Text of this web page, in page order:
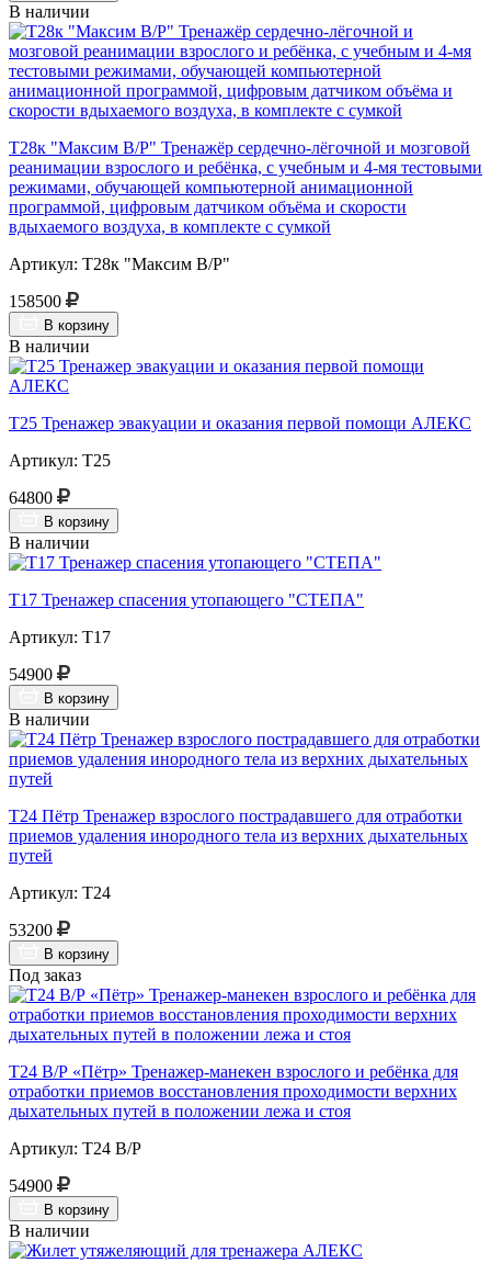
В наличии
Т28к "Максим В/Р" Тренажёр сердечно-лёгочной и мозговой
реанимации взрослого и ребёнка, с учебным и 4-мя тестовыми
режимами, обучающей компьютерной анимационной
программой, цифровым датчиком объёма и скорости
вдыхаемого воздуха, в комплекте с сумкой
Артикул: Т28к "Максим В/Р"
158500
В корзину
В наличии
Т25 Тренажер эвакуации и оказания первой помощи АЛЕКС
Артикул: Т25
64800
В корзину
В наличии
Т17 Тренажер спасения утопающего "СТЕПА"
Артикул: Т17
54900
В корзину
В наличии
Т24 Пётр Тренажер взрослого пострадавшего для отработки
приемов удаления инородного тела из верхних дыхательных
путей
Артикул: Т24
53200
В корзину
Под заказ
Т24 В/Р «Пётр» Тренажер-манекен взрослого и ребёнка для
отработки приемов восстановления проходимости верхних
дыхательных путей в положении лежа и стоя
Артикул: Т24 В/Р
54900
В корзину
В наличии